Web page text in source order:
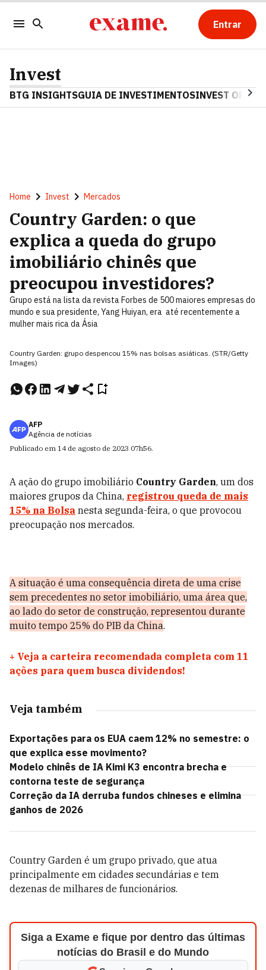
Entrar
Invest
BTG INSIGHTSGUIA DE INVESTIMENTOSINVEST OPINA
Home Invest Mercados
Country Garden: o que
explica a queda do grupo
imobiliário chinês que
preocupou investidores?
Grupo está na lista da revista Forbes de 500 maiores empresas do
mundo e sua presidente, Yang Huiyan, era até recentemente a
mulher mais rica da Ásia
Country Garden: grupo despencou 15% nas bolsas asiáticas. (STR/Getty
Images)
AFP
Agência de notícias
Publicado em 14 de agosto de 2023 07h56.
A ação do grupo imobiliário Country Garden, um dos
maiores grupos da China, registrou queda de mais
15% na Bolsa nesta segunda-feira, o que provocou
preocupação nos mercados.
A situação é uma consequência direta de uma crise
sem precedentes no setor imobiliário, uma área que,
ao lado do setor de construção, representou durante
muito tempo 25% do PIB da China.
+ Veja a carteira recomendada completa com 11
ações para quem busca dividendos!
Veja também
Exportações para os EUA caem 12% no semestre: o
que explica esse movimento?
Modelo chinês de IA Kimi K3 encontra brecha e
contorna teste de segurança
Correção da IA derruba fundos chineses e elimina
ganhos de 2026
Country Garden é um grupo privado, que atua
principalmente em cidades secundárias e tem
dezenas de milhares de funcionários.
Siga a Exame e fique por dentro das últimas
notícias do Brasil e do Mundo